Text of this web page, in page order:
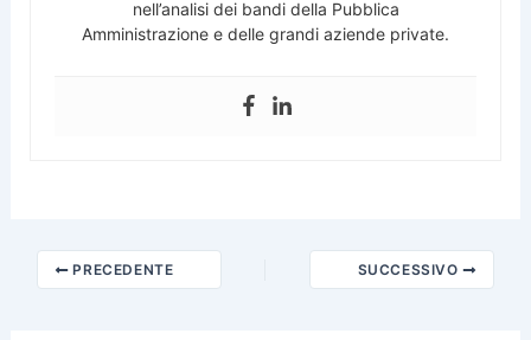
nell’analisi dei bandi della Pubblica
Amministrazione e delle grandi aziende private.
PRECEDENTE SUCCESSIVO